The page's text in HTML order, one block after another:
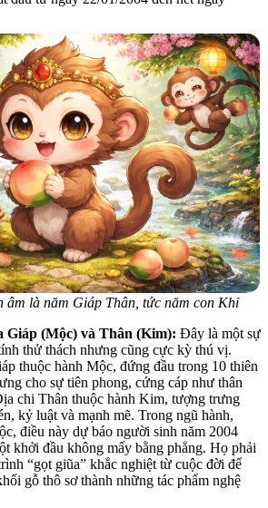
âm là năm Giáp Thân, tức năm con Khỉ
Giáp (Mộc) và Thân (Kim): Đây là một sự
thử thách nhưng cũng cực kỳ thú vị.
thuộc hành Mộc, đứng đầu trong 10 thiên
cho sự tiên phong, cứng cáp như thân
chi Thân thuộc hành Kim, tượng trưng
kỷ luật và mạnh mẽ. Trong ngũ hành,
điều này dự báo người sinh năm 2004
khởi đầu không mấy bằng phẳng. Họ phải
“gọt giũa” khắc nghiệt từ cuộc đời để
gỗ thô sơ thành những tác phẩm nghệ